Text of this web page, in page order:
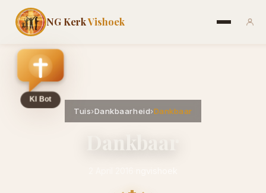
NG KerkVishoek
Tuis›Dankbaarheid›Dankbaar
Dankbaar